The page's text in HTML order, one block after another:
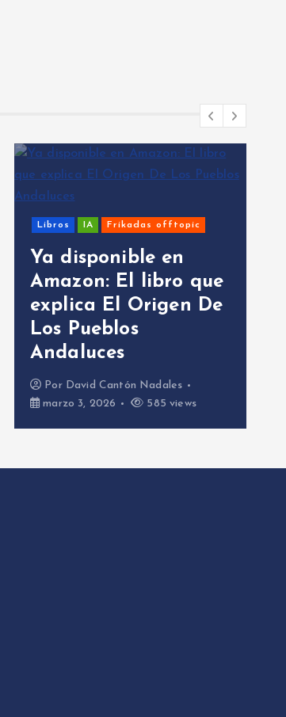
IA Frikadas offtopic
Ya disponible en
Amazon: El libro que
explica El Origen De
Los Pueblos
Andaluces
David Cantón Nadales
marzo 3, 2026
585 views